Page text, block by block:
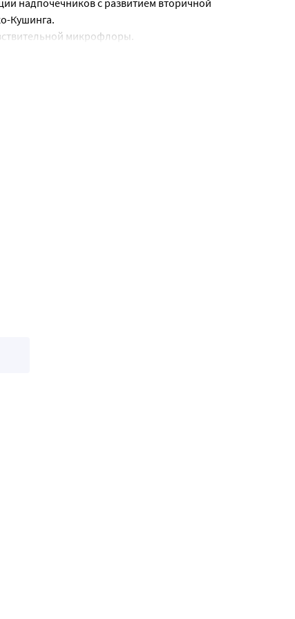
надпочечников с развитием вторичной
Кушинга.
микрофлоры.